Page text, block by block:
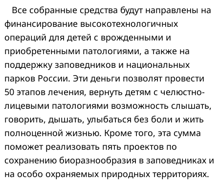
Все собранные средства будут направлены на
финансирование высокотехнологичных
операций для детей с врожденными и
приобретенными патологиями, а также на
поддержку заповедников и национальных
парков России. Эти деньги позволят провести
50 этапов лечения, вернуть детям с челюстно-
лицевыми патологиями возможность слышать,
говорить, дышать, улыбаться без боли и жить
полноценной жизнью. Кроме того, эта сумма
поможет реализовать пять проектов по
сохранению биоразнообразия в заповедниках и
на особо охраняемых природных территориях.